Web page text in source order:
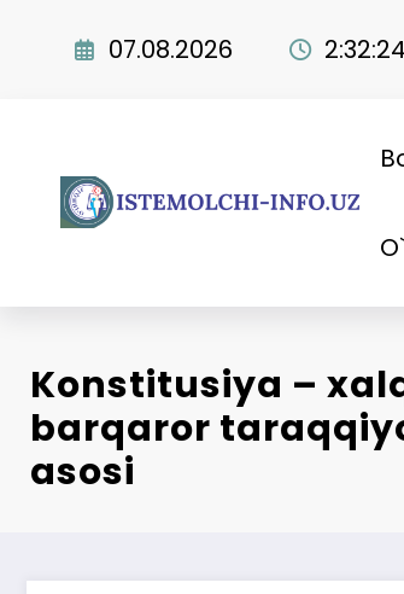
07.08.2026
Konstitusiya –
barqaror
asosi